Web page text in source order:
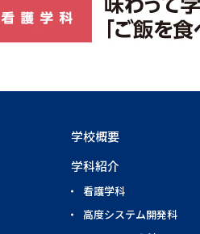
学校概要
学科紹介
看護学科
高度システム開発科